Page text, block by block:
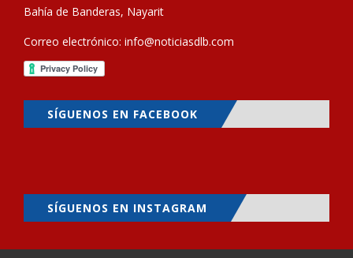
Bahía de Banderas, Nayarit
Correo electrónico: info@noticiasdlb.com
SÍGUENOS EN FACEBOOK
SÍGUENOS EN INSTAGRAM